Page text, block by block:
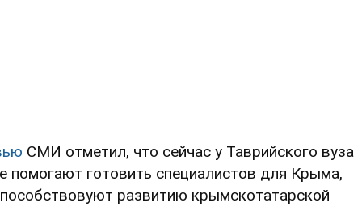
СМИ отметил, что сейчас у Таврийского вуза
помогают готовить специалистов для Крыма,
развитию крымскотатарской